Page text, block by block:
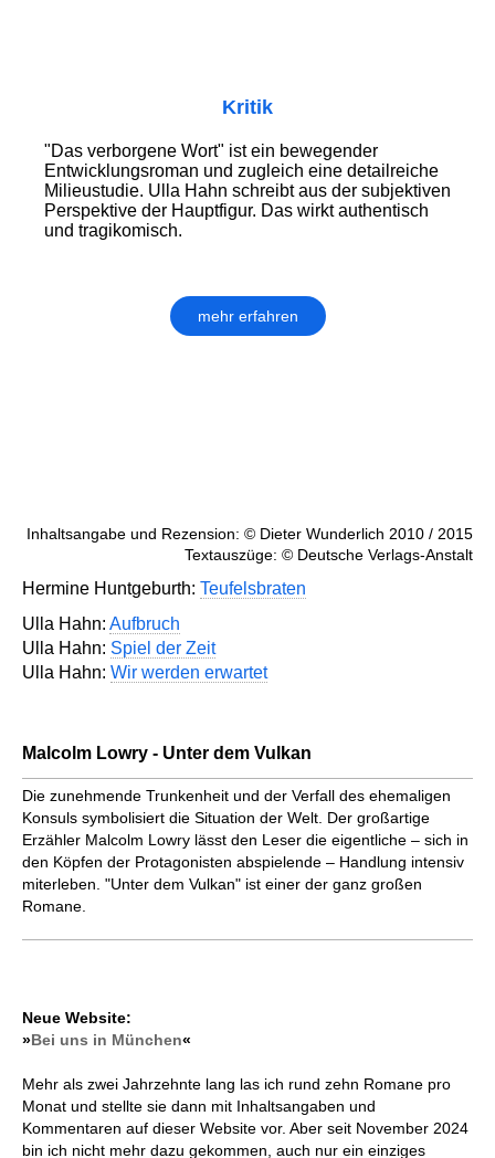
Kritik
"Das verborgene Wort" ist ein bewegender
Entwicklungsroman und zugleich eine detailreiche
Milieustudie. Ulla Hahn schreibt aus der subjektiven
Perspektive der Hauptfigur. Das wirkt authentisch
und tragikomisch.
mehr erfahren
Inhaltsangabe und Rezension: © Dieter Wunderlich 2010 / 2015
Textauszüge: © Deutsche Verlags-Anstalt
Hermine Huntgeburth: Teufelsbraten
Ulla Hahn: Aufbruch
Ulla Hahn: Spiel der Zeit
Ulla Hahn: Wir werden erwartet
Malcolm Lowry - Unter dem Vulkan
Die zunehmende Trunkenheit und der Verfall des ehemaligen
Konsuls symbolisiert die Situation der Welt. Der großartige
Erzähler Malcolm Lowry lässt den Leser die eigentliche – sich in
den Köpfen der Protagonisten abspielende – Handlung intensiv
miterleben. "Unter dem Vulkan" ist einer der ganz großen
Romane.
Neue Website:
»Bei uns in München«
Mehr als zwei Jahrzehnte lang las ich rund zehn Romane pro
Monat und stellte sie dann mit Inhaltsangaben und
Kommentaren auf dieser Website vor. Aber seit November 2024
bin ich nicht mehr dazu gekommen, auch nur ein einziges